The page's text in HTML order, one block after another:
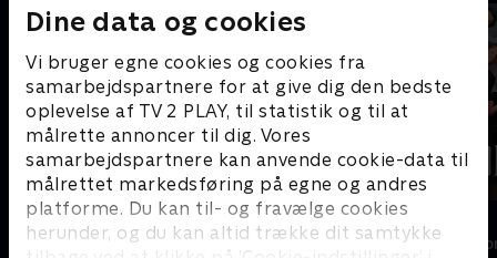
Dine data og cookies
Vi bruger egne cookies og cookies fra
samarbejdspartnere for at give dig den bedste
oplevelse af TV 2 PLAY, til statistik og til at
målrette annoncer til dig. Vores
samarbejdspartnere kan anvende cookie-data til
målrettet markedsføring på egne og andres
platforme. Du kan til- og fravælge cookies
herunder, og du kan altid trække dit samtykke
Spillet
Reality • 2 sæsoner
Forræder
Reality • 4